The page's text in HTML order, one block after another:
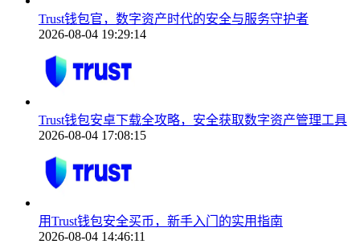
Trust钱包官，数字资产时代的安全与服务守护者
2026-08-04 19:29:14
Trust钱包安卓下载全攻略，安全获取数字资产管理工具
2026-08-04 17:08:15
用Trust钱包安全买币，新手入门的实用指南
2026-08-04 14:46:11